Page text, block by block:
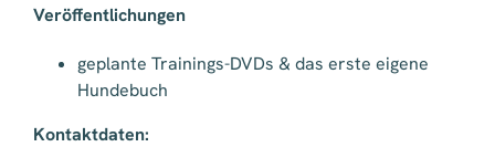
Veröffentlichungen
geplante Trainings-DVDs & das erste eigene
Hundebuch
Kontaktdaten: